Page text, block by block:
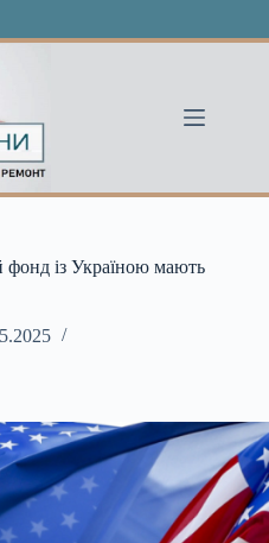
із Україною мають